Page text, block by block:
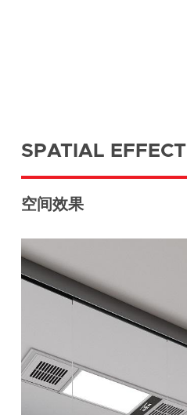
SPATIAL EFFECT
空间效果